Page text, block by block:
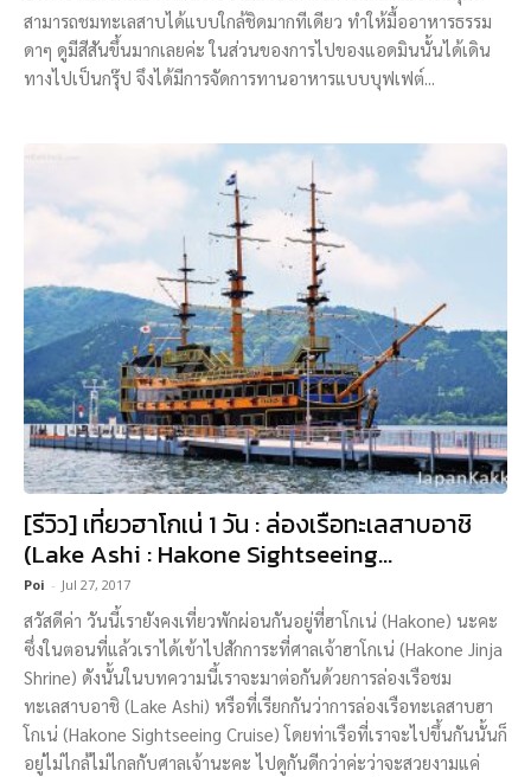
สามารถชมทะเลสาบได้แบบใกล้ชิดมากทีเดียว ทำให้มื้ออาหารธรรม
ดาๆ ดูมีสีสันขึ้นมากเลยค่ะ ในส่วนของการไปของแอดมินนั้นได้เดิน
ทางไปเป็นกรุ๊ป จึงได้มีการจัดการทานอาหารแบบบุฟเฟต์...
[รีวิว] เที่ยวฮาโกเน่ 1 วัน : ล่องเรือทะเลสาบอาชิ
(Lake Ashi : Hakone Sightseeing...
Poi - Jul 27, 2017
สวัสดีค่า วันนี้เรายังคงเที่ยวพักผ่อนกันอยู่ที่ฮาโกเน่ (Hakone) นะคะ
ซึ่งในตอนที่แล้วเราได้เข้าไปสักการะที่ศาลเจ้าฮาโกเน่ (Hakone Jinja
Shrine) ดังนั้นในบทความนี้เราจะมาต่อกันด้วยการล่องเรือชม
ทะเลสาบอาชิ (Lake Ashi) หรือที่เรียกกันว่าการล่องเรือทะเลสาบฮา
โกเน่ (Hakone Sightseeing Cruise) โดยท่าเรือที่เราจะไปขึ้นกันนั้นก็
อยู่ไม่ไกล้ไม่ไกลกับศาลเจ้านะคะ ไปดูกันดีกว่าค่ะว่าจะสวยงามแค่